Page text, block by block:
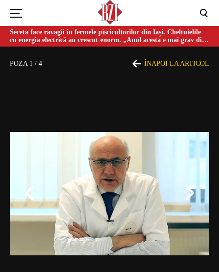
Seceta face ravagii în fermele piscicultorilor din Iași. Cheltuielile
cu energia electrică au crescut enorm. „Anul acesta e mai grav din
cauza temperaturilor foarte mari”
POZA 1 / 4 ÎNAPOI LA ARTICOL